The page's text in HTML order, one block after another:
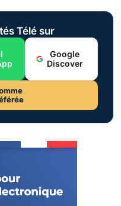
Télé sur
Google
Discover